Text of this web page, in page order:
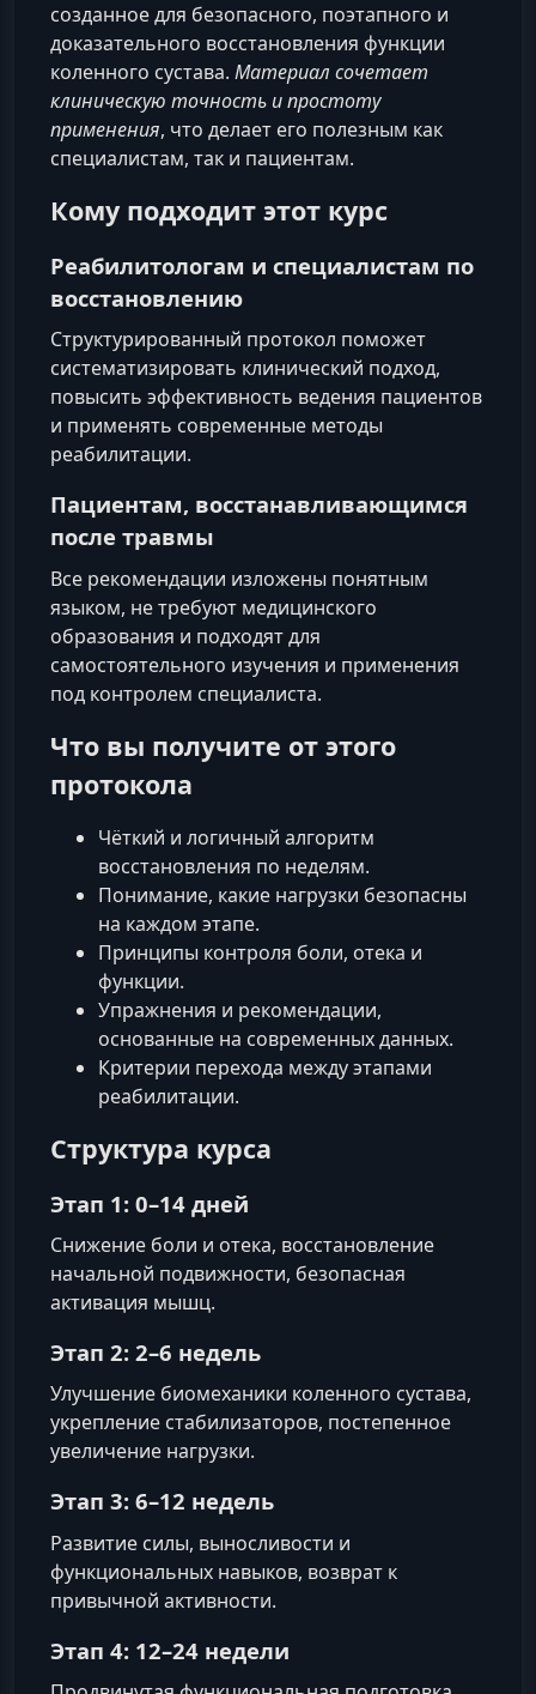
созданное для безопасного, поэтапного и
доказательного восстановления функции
коленного сустава. Материал сочетает
клиническую точность и простоту
применения, что делает его полезным как
специалистам, так и пациентам.
Кому подходит этот курс
Реабилитологам и специалистам по
восстановлению
Структурированный протокол поможет
систематизировать клинический подход,
повысить эффективность ведения пациентов
и применять современные методы
реабилитации.
Пациентам, восстанавливающимся
после травмы
Все рекомендации изложены понятным
языком, не требуют медицинского
образования и подходят для
самостоятельного изучения и применения
под контролем специалиста.
Что вы получите от этого
протокола
Чёткий и логичный алгоритм
восстановления по неделям.
Понимание, какие нагрузки безопасны
на каждом этапе.
Принципы контроля боли, отека и
функции.
Упражнения и рекомендации,
основанные на современных данных.
Критерии перехода между этапами
реабилитации.
Структура курса
Этап 1: 0–14 дней
Снижение боли и отека, восстановление
начальной подвижности, безопасная
активация мышц.
Этап 2: 2–6 недель
Улучшение биомеханики коленного сустава,
укрепление стабилизаторов, постепенное
увеличение нагрузки.
Этап 3: 6–12 недель
Развитие силы, выносливости и
функциональных навыков, возврат к
привычной активности.
Этап 4: 12–24 недели